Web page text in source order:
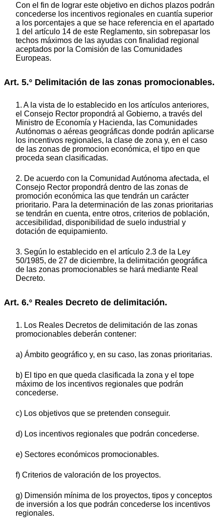
Con el fin de lograr este objetivo en dichos plazos podrán
concederse los incentivos regionales en cuantía superior
a los porcentajes a que se hace referencia en el apartado
1 del artículo 14 de este Reglamento, sin sobrepasar los
techos máximos de las ayudas con finalidad regional
aceptados por la Comisión de las Comunidades
Europeas.
Art. 5.° Delimitación de las zonas promocionables.
1. A la vista de lo establecido en los artículos anteriores,
el Consejo Rector propondrá al Gobierno, a través del
Ministro de Economía y Hacienda, las Comunidades
Autónomas o aéreas geográficas donde podrán aplicarse
los incentivos regionales, la clase de zona y, en el caso
de las zonas de promocion económica, el tipo en que
proceda sean clasificadas.
2. De acuerdo con la Comunidad Autónoma afectada, el
Consejo Rector propondrá dentro de las zonas de
promoción económica las que tendrán un carácter
prioritario. Para la determinación de las zonas prioritarias
se tendrán en cuenta, entre otros, criterios de población,
accesibilidad, disponibilidad de suelo industrial y
dotación de equipamiento.
3. Según lo establecido en el artículo 2.3 de la Ley
50/1985, de 27 de diciembre, la delimitación geográfica
de las zonas promocionables se hará mediante Real
Decreto.
Art. 6.° Reales Decreto de delimitación.
1. Los Reales Decretos de delimitación de las zonas
promocionables deberán contener:
a) Ámbito geográfico y, en su caso, las zonas prioritarias.
b) El tipo en que queda clasificada la zona y el tope
máximo de los incentivos regionales que podrán
concederse.
c) Los objetivos que se pretenden conseguir.
d) Los incentivos regionales que podrán concederse.
e) Sectores económicos promocionables.
f) Criterios de valoración de los proyectos.
g) Dimensión mínima de los proyectos, tipos y conceptos
de inversión a los que podrán concederse los incentivos
regionales.